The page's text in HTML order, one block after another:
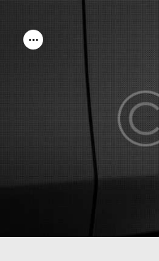
NOS VOITURES
CONTACTEZ-NOUS